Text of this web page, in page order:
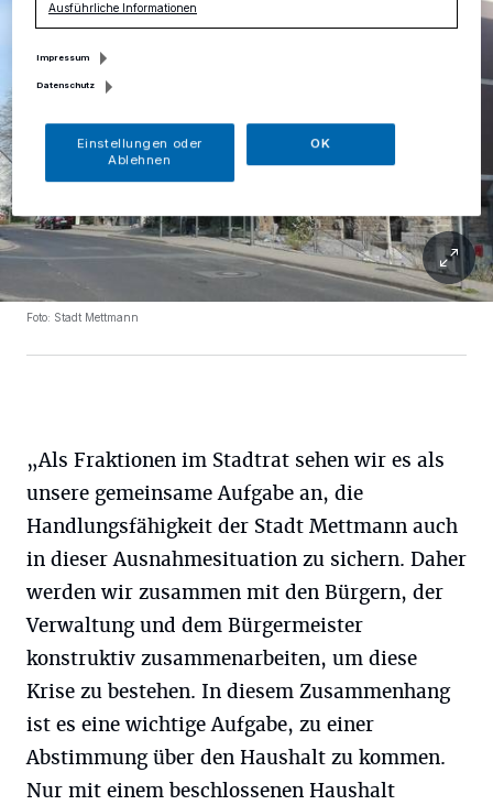
Foto: Stadt Mettmann
„Als Fraktionen im Stadtrat sehen wir es als
unsere gemeinsame Aufgabe an, die
Handlungsfähigkeit der Stadt Mettmann auch
in dieser Ausnahmesituation zu sichern. Daher
werden wir zusammen mit den Bürgern, der
Verwaltung und dem Bürgermeister
konstruktiv zusammenarbeiten, um diese
Krise zu bestehen. In diesem Zusammenhang
ist es eine wichtige Aufgabe, zu einer
Abstimmung über den Haushalt zu kommen.
Nur mit einem beschlossenen Haushalt
Ausführliche Informationen
Impressum
Datenschutz
Einstellungen oder
Ablehnen
OK